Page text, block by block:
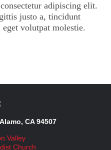
adipiscing elit.
justo a, tincidunt
volutpat molestie.
CA 94507
Valley
Church